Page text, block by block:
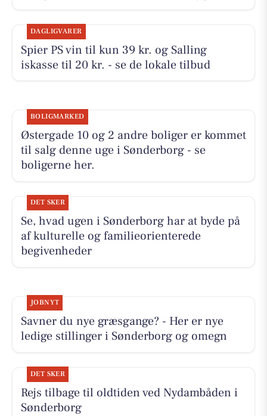
DAGLIGVARER
Spier PS vin til kun 39 kr. og Salling
iskasse til 20 kr. - se de lokale tilbud
BOLIGMARKED
Østergade 10 og 2 andre boliger er kommet
til salg denne uge i Sønderborg - se
boligerne her.
DET SKER
Se, hvad ugen i Sønderborg har at byde på
af kulturelle og familieorienterede
begivenheder
JOBNYT
Savner du nye græsgange? - Her er nye
ledige stillinger i Sønderborg og omegn
DET SKER
Rejs tilbage til oldtiden ved Nydambåden i
Sønderborg